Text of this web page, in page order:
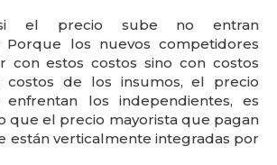
el precio sube no entran
Porque los nuevos competidores
con estos costos sino con costos
costos de los insumos, el precio
enfrentan los independientes, es
que el precio mayorista que pagan
están verticalmente integradas por